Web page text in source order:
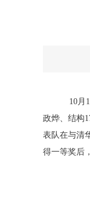
10月
政烨、结构
表队在与清
得一等奖后